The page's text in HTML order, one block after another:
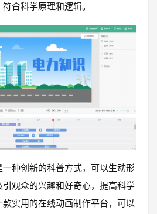
合科学原理和逻辑。
种创新的科普方式，可以生动形
观众的兴趣和好奇心，提高科学
实用的在线动画制作平台，可以